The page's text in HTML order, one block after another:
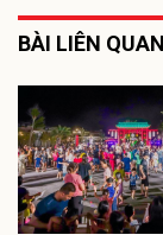
BÀI LIÊN QUAN